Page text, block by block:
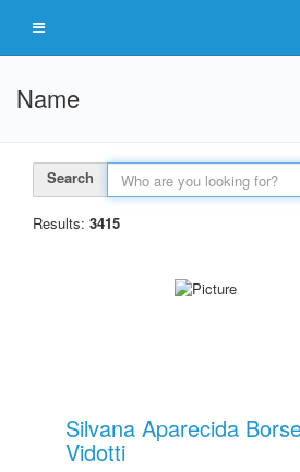
Name
Search
Results: 3415
Silvana Aparecida
Vidotti